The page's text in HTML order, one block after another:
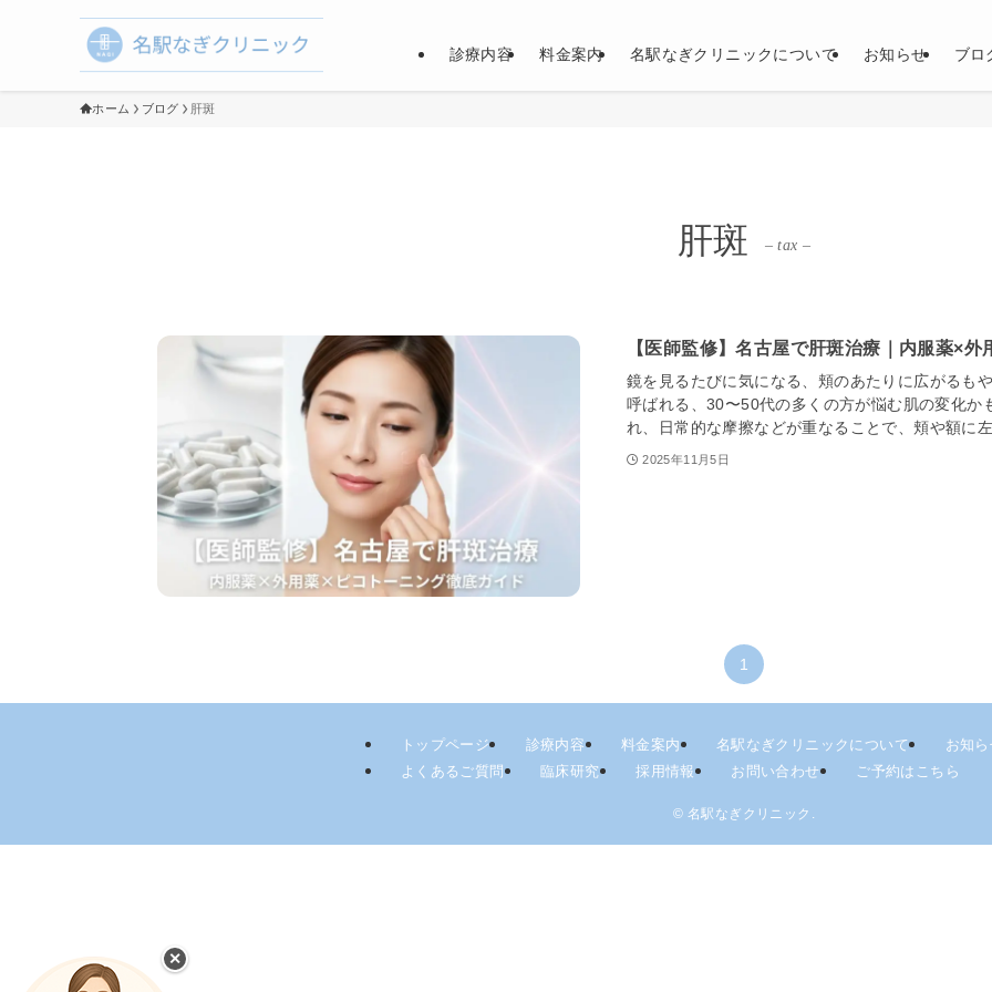
診療内容 料金案内 名駅なぎクリニックについて お知らせ ブロ
ホーム ブログ 肝斑
肝斑 – tax –
【医師監修】名古屋で肝斑治療｜内服薬×
鏡を見るたびに気になる、頬のあたりに広がるも
呼ばれる、30〜50代の多くの方が悩む肌の変化
れ、日常的な摩擦などが重なることで、頬や額に
2025年11月5日
1
トップページ 診療内容 料金案内 名駅なぎクリニックについて お知
よくあるご質問
臨床研究 採用情報 お問い合わせ ご予約はこちら
© 名駅なぎクリニック.
✕